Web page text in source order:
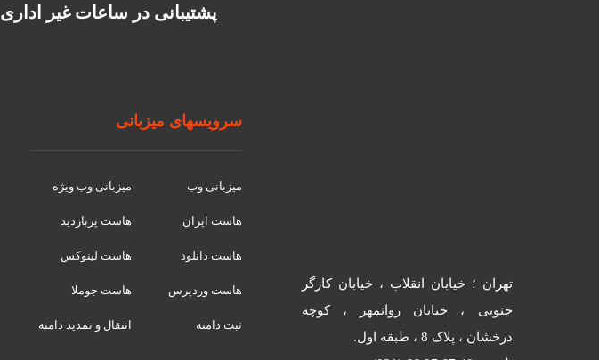
پشتیبانی در ساعات غیر اداری 09333030294 - 09303030294
تهران ؛ خیابان انقلاب ، خیابان کارگر
جنوبی ، خیابان روانمهر ، کوچه
درخشان ، پلاک 8 ، طبقه اول.
سرویسهای میزبانی
میزبانی وب میزبانی وب ویژه
هاست ایران هاست پربازدید
هاست دانلود هاست لینوکس
هاست وردپرس هاست جوملا
ثبت دامنه انتقال و تمدید دامنه